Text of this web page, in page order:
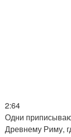
2:64
Одни
Древнему Риму,